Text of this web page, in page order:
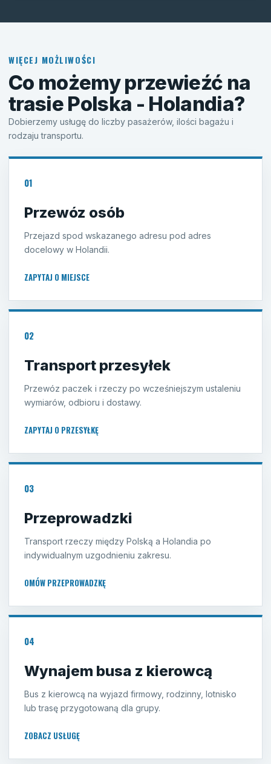
WIĘCEJ MOŻLIWOŚCI
Co możemy przewieźć na
trasie Polska - Holandia?
Dobierzemy usługę do liczby pasażerów, ilości bagażu i
rodzaju transportu.
01
Przewóz osób
Przejazd spod wskazanego adresu pod adres
docelowy w Holandii.
ZAPYTAJ O MIEJSCE
02
Transport przesyłek
Przewóz paczek i rzeczy po wcześniejszym ustaleniu
wymiarów, odbioru i dostawy.
ZAPYTAJ O PRZESYŁKĘ
03
Przeprowadzki
Transport rzeczy między Polską a Holandia po
indywidualnym uzgodnieniu zakresu.
OMÓW PRZEPROWADZKĘ
04
Wynajem busa z kierowcą
Bus z kierowcą na wyjazd firmowy, rodzinny, lotnisko
lub trasę przygotowaną dla grupy.
ZOBACZ USŁUGĘ